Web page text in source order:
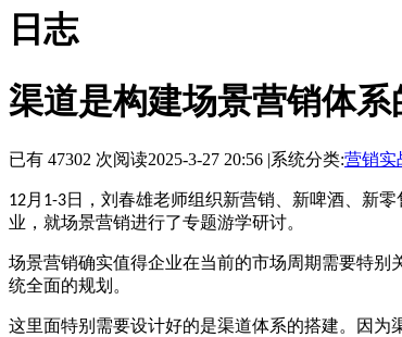
日志
渠道是构建场景营销体
已有 47302 次阅读2025-3-27 20:56 |系统分类:营销实
12月 1-3日，刘春雄老师组织新营销、新啤酒、新
业，就场景营销进行了专题游学研讨。
场景营销确实值得企业在当前的市场周期需要特别
统全面的规划。
这里面特别需要设计好的是渠道体系的搭建。因为